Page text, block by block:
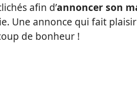
afin d’annoncer son
Une annonce qui fait
de bonheur !